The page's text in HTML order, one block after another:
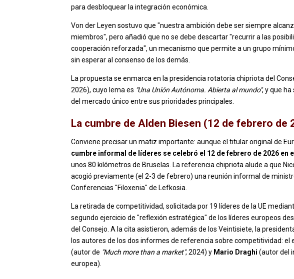
para desbloquear la integración económica.
Von der Leyen sostuvo que "nuestra ambición debe ser siempre
miembros", pero añadió que no se debe descartar "recurrir a las
cooperación reforzada", un mecanismo que permite a un grupo
sin esperar al consenso de los demás.
La propuesta se enmarca en la presidencia rotatoria chipriota del
2026), cuyo lema es "Una Unión Autónoma. Abierta al mundo", y que
del mercado único entre sus prioridades principales.
La cumbre de Alden Biesen (12 de febrero de
Conviene precisar un matiz importante: aunque el titular original de
cumbre informal de líderes se celebró el 12 de febrero de 2026 en
unos 80 kilómetros de Bruselas. La referencia chipriota alude a que
acogió previamente (el 2-3 de febrero) una reunión informal de
Conferencias "Filoxenia" de Lefkosia.
La retirada de competitividad, solicitada por 19 líderes de la UE
segundo ejercicio de "reflexión estratégica" de los líderes europeos
del Consejo. A la cita asistieron, además de los Veintisiete, la
los autores de los dos informes de referencia sobre competitividad: el
(autor de "Much more than a market", 2024) y Mario Draghi (autor del
europea).